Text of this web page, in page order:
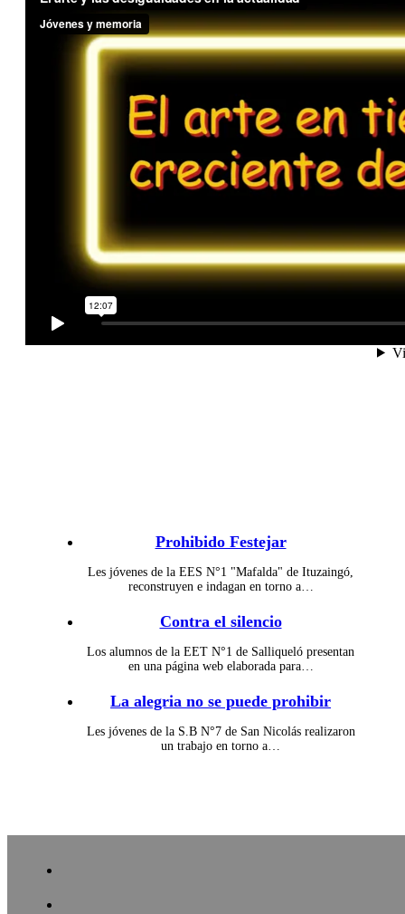
Prohibido Festejar
Les jóvenes de la EES N°1 "Mafalda" de Ituzaingó,
reconstruyen e indagan en torno a…
Contra el silencio
Los alumnos de la EET N°1 de Salliqueló presentan
en una página web elaborada para…
La alegria no se puede prohibir
Les jóvenes de la S.B N°7 de San Nicolás realizaron
un trabajo en torno a…